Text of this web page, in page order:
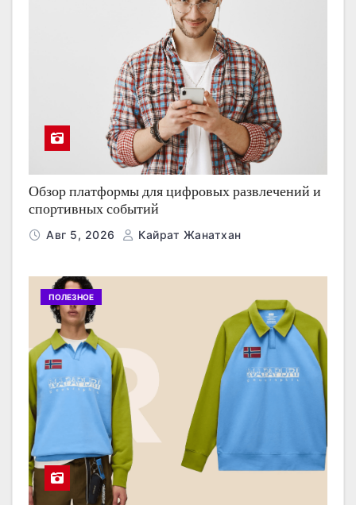
Обзор платформы для цифровых развлечений и
спортивных событий
Авг 5, 2026 Кайрат Жанатхан
ПОЛЕЗНОЕ